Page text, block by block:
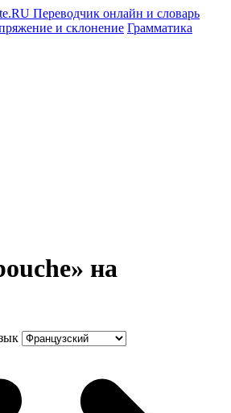
и склонение Грамматика
на